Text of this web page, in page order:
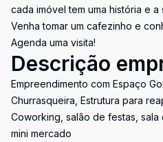
cada imóvel tem uma história e
Venha tomar um cafezinho e
Agenda uma visita!
Descrição
Empreendimento com Espaço
Churrasqueira, Estrutura para
Coworking, salão de festas,
mini mercado